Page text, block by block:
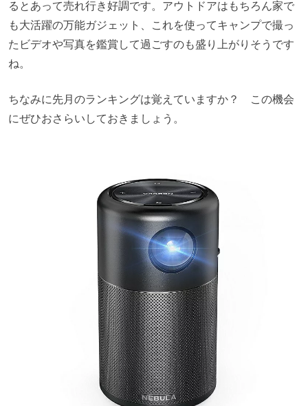
るとあって売れ行き好調です。アウトドアはもちろん家で
も大活躍の万能ガジェット、これを使ってキャンプで撮っ
たビデオや写真を鑑賞して過ごすのも盛り上がりそうです
ね。
ちなみに先月のランキングは覚えていますか？ この機会
にぜひおさらいしておきましょう。